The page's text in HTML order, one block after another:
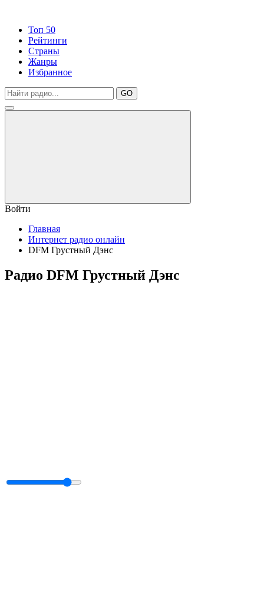
Топ 50
Рейтинги
Страны
Жанры
Избранное
GO
Войти
Главная
Интернет радио онлайн
DFM Грустный Дэнс
Радио DFM Грустный Дэнс